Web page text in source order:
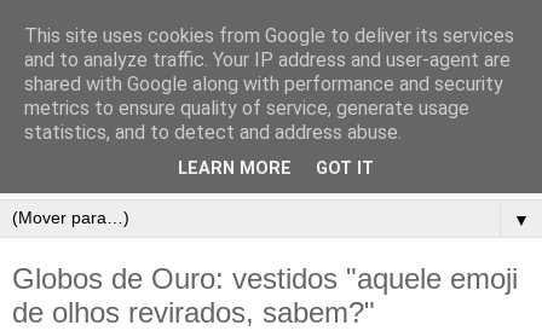
▼
Globos de Ouro: vestidos "aquele emoji
de olhos revirados, sabem?"
This site uses cookies from Google to deliver its services
and to analyze traffic. Your IP address and user-agent are
shared with Google along with performance and security
metrics to ensure quality of service, generate usage
statistics, and to detect and address abuse.
LEARN MORE GOT IT